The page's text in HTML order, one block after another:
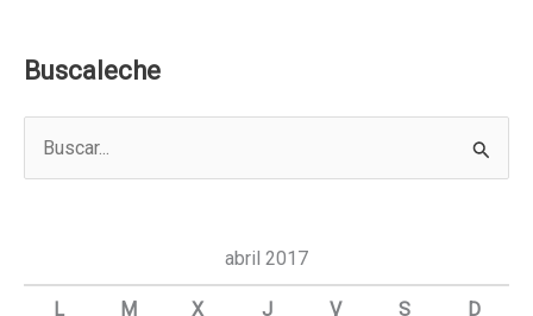
Buscaleche
a
abril 2017
L M X J V S D